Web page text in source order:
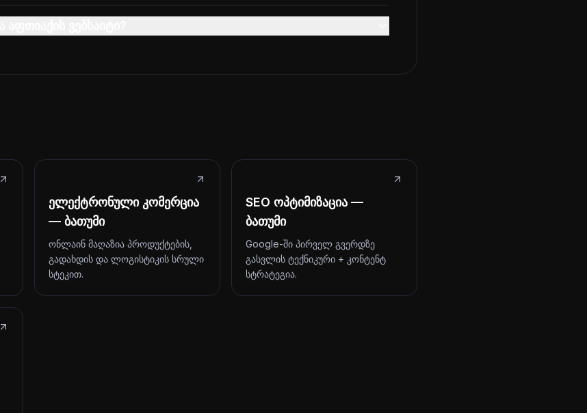
ელექტრონული კომერცია
— ბათუმი
ონლაინ მაღაზია პროდუქტების,
გადახდის და ლოგისტიკის სრული
სტეკით.
SEO ოპტიმიზაცია —
ბათუმი
Google-ში პირველ გვერდზე
გასვლის ტექნიკური + კონტენტ
სტრატეგია.